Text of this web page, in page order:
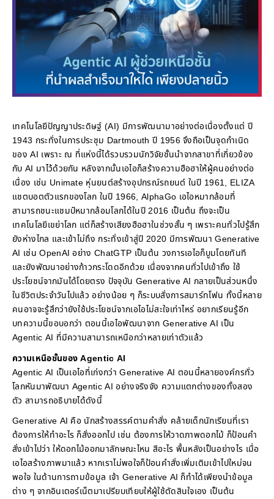
เทคโนโลยีปัญญาประดิษฐ์ (AI) มีการพัฒนามาอย่างต่อเนื่องตั้งแต่ ปี
1943 กระทั่งในการประชุม Dartmouth ปี 1956 จึงถือเป็นจุดกำเนิด
ของ AI เพราะ ณ ที่แห่งนี้ได้รวบรวมนักวิจัยชั้นนำจากสาขาที่เกี่ยวข้อง
กับ AI มาไว้ด้วยกัน หลังจากนั้นเอไอก็สร้างความฮือฮาให้ผู้คนอย่างต่อ
เนื่อง เช่น Unimate หุ่นยนต์สร้างอุปกรณ์รถยนต์ ในปี 1961, ELIZA
แชตบอตตัวแรกของโลก ในปี 1966, AlphaGo เอไอหมากล้อมที่
สามารถชนะแชมป์หมากล้อมโลกได้ในปี 2016 เป็นต้น ถึงจะเป็น
เทคโนโลยีเขย่าโลก แต่ก็สร้างเสียงฮือฮาในช่วงสั้น ๆ เพราะคนทั่วไปรู้สึก
ยังห่างไกล และเข้าไม่ถึง กระทั่งเข้าสู่ปี 2020 มีการพัฒนา Generative
AI เช่น OpenAI อย่าง ChatGTP เป็นต้น วงการเอไอก็บูมโดยทันที
และยังพัฒนาอย่างก้าวกระโดดอีกด้วย เนื่องจากคนทั่วไปเข้าถึง ใช้
ประโยชน์จากมันได้โดยตรง ปัจจุบัน Generative AI กลายเป็นส่วนหนึ่ง
ในชีวิตประจำวันไปแล้ว อย่างน้อย ๆ ก็ระบบสั่งการสมาร์ทโฟน ทั้งนี้หลาย
คนอาจจะรู้สึกว่ายังใช้ประโยชน์จากเอไอไม่สะใจเท่าไหร่ อยากเรียนรู้อีก
บทความนี้ขอบอกว่า ตอนนี้เอไอพัฒนาจาก Generative AI เป็น
Agentic AI ที่มีความสามารถเหนือกว่าหลายเท่าตัวแล้ว
ความเหนือชั้นของ Agentic AI
Agentic AI เป็นเอไอที่เก่งกว่า Generative AI ตอนนี้หลายองค์กรทั่ว
โลกหันมาพัฒนา Agentic AI อย่างจริงจัง ความแตกต่างของทั้งสอง
ตัว สามารถอธิบายได้ดังนี้
Generative AI คือ นักสร้างสรรค์ตามคำสั่ง คล้ายเด็กนักเรียนที่เรา
ต้องการให้ทำอะไร ก็สั่งออกไป เช่น ต้องการให้วาดภาพดอกไม้ ก็ป้อนคำ
สั่งเข้าไปว่า ให้ดอกไม้ออกมาลักษณะไหน สีอะไร พื้นหลังเป็นอย่างไร เมื่อ
เอไอสร้างภาพมาแล้ว หากเราไม่พอใจก็ป้อนคำสั่งเพิ่มเติมเข้าไปใหม่จน
พอใจ ในด้านการถามข้อมูล เจ้า Generative AI ก็ทำได้เพียงนำข้อมูล
ต่าง ๆ จากอินเตอร์เน็ตมาเปรียบเทียบให้ผู้ใช้ตัดสินใจเอง เป็นต้น